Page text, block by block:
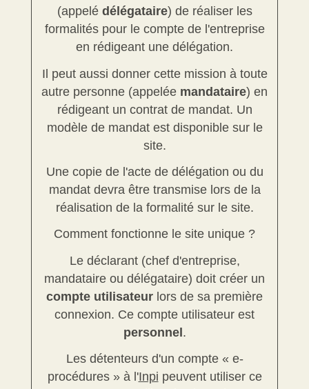
(appelé délégataire) de réaliser les
formalités pour le compte de l'entreprise
en rédigeant une délégation.
Il peut aussi donner cette mission à toute
autre personne (appelée mandataire) en
rédigeant un contrat de mandat. Un
modèle de mandat est disponible sur le
site.
Une copie de l'acte de délégation ou du
mandat devra être transmise lors de la
réalisation de la formalité sur le site.
Comment fonctionne le site unique ?
Le déclarant (chef d'entreprise,
mandataire ou délégataire) doit créer un
compte utilisateur lors de sa première
connexion. Ce compte utilisateur est
personnel.
Les détenteurs d'un compte « e-
procédures » à l'Inpi peuvent utiliser ce